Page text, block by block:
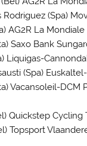
(Spa)
AG2R La Mondiale
Saxo Bank
Liquigas-
(Spa)
Vacansoleil-DCM
Quickstep Cycling
Topsport